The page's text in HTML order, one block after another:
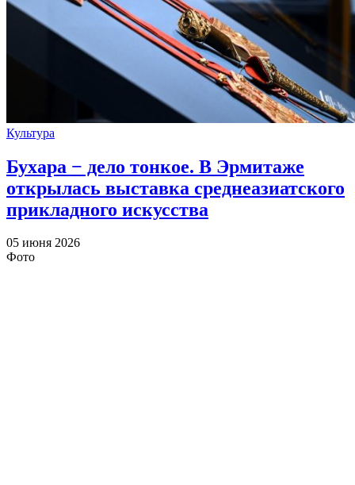
Культура
Бухара − дело тонкое. В Эрмитаже
открылась выставка среднеазиатского
прикладного искусства
05 июня 2026
Фото